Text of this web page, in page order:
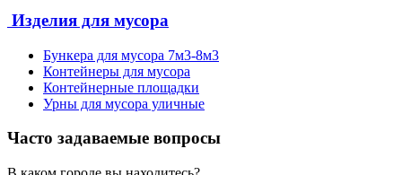
Изделия для мусора
Бункера для мусора 7м3-8м3
Контейнеры для мусора
Контейнерные площадки
Урны для мусора уличные
Часто задаваемые вопросы